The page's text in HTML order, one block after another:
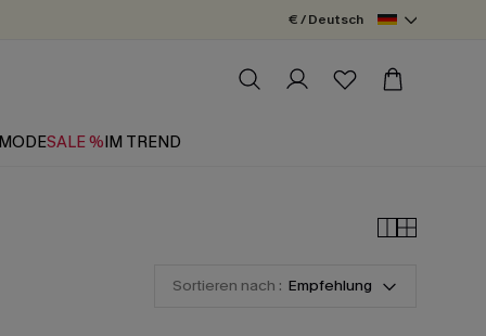
€ / Deutsch
SALE %IM TREND
Sortieren nach : Empfehlung